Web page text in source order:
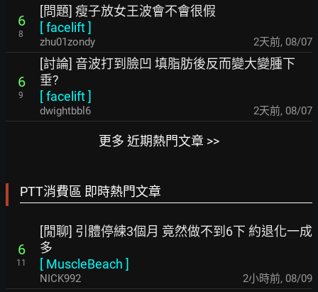
6
8
[問題] 瘦子放女王波會不會很假
[facelift]
zhu01zondy 2天前, 08/07
6
9
[討論] 音波打到臉凹 填脂肪後反而變大變腫下
垂?
[facelift]
dwightbbl6 2天前, 08/07
更多 近期熱門文章 >>
PTT消費區 即時熱門文章
6
11
[閒聊] 引體停練3個月 竟然做不到6下 約退化一成
多
[ MuscleBeach ]
NICK992 2小時前, 08/09